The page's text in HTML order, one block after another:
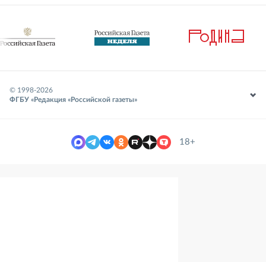
© 1998-2026
ФГБУ «Редакция «Российской газеты»
18+